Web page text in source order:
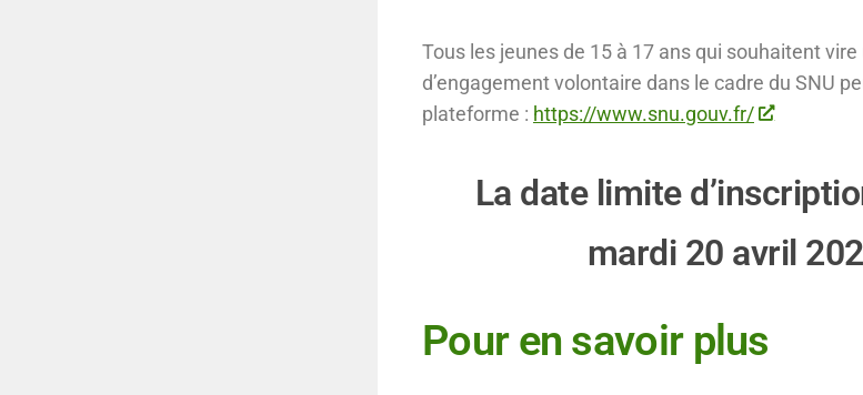
Tous les jeunes de 15 à 17 ans qui souhaitent
d’engagement volontaire dans le cadre du SNU
plateforme : https://www.snu.gouv.fr/
La date limite
mardi 20 avril
Pour en savoir plus